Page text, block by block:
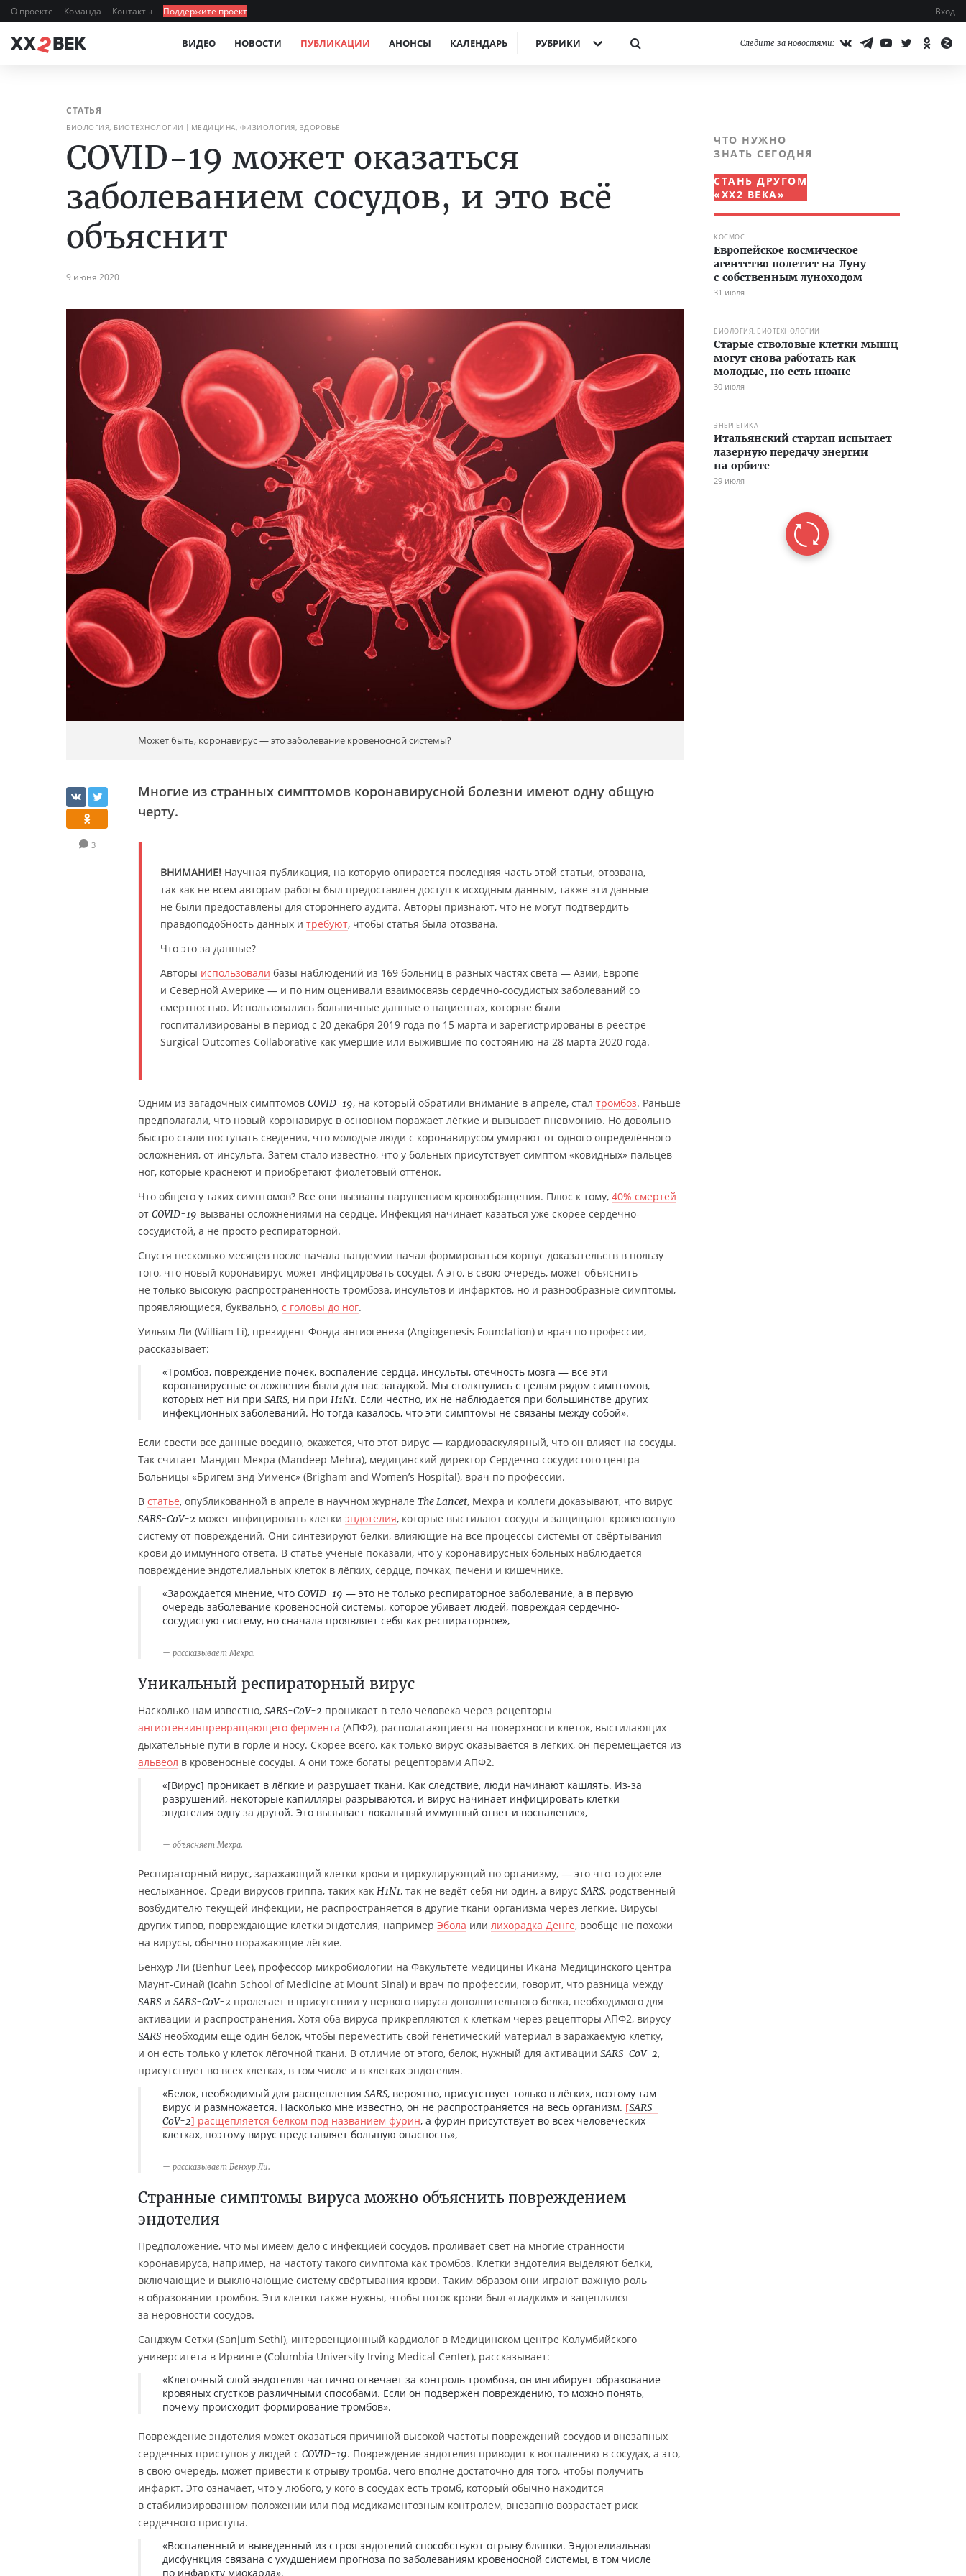
О проекте Команда Контакты Поддержите проект Вход
ВИДЕО НОВОСТИ ПУБЛИКАЦИИ АНОНСЫ КАЛЕНДАРЬ РУБРИКИ Следите за новостями:
СТАТЬЯ
БИОЛОГИЯ, БИОТЕХНОЛОГИИ МЕДИЦИНА, ФИЗИОЛОГИЯ, ЗДОРОВЬЕ
COVID-19 может оказаться
заболеванием сосудов, и это всё
объяснит
9 июня 2020
Может быть, коронавирус — это заболевание кровеносной системы?
3
Многие из странных симптомов коронавирусной болезни имеют одну общую
черту.
ВНИМАНИЕ! Научная публикация, на которую опирается последняя часть этой статьи, отозвана,
так как не всем авторам работы был предоставлен доступ к исходным данным, также эти данные
не были предоставлены для стороннего аудита. Авторы признают, что не могут подтвердить
правдоподобность данных и требуют, чтобы статья была отозвана.
Что это за данные?
Авторы использовали базы наблюдений из 169 больниц в разных частях света — Азии, Европе
и Северной Америке — и по ним оценивали взаимосвязь сердечно-сосудистых заболеваний со
смертностью. Использовались больничные данные о пациентах, которые были
госпитализированы в период с 20 декабря 2019 года по 15 марта и зарегистрированы в реестре
Surgical Outcomes Collaborative как умершие или выжившие по состоянию на 28 марта 2020 года.
Одним из загадочных симптомов COVID-19, на который обратили внимание в апреле, стал тромбоз. Раньше
предполагали, что новый коронавирус в основном поражает лёгкие и вызывает пневмонию. Но довольно
быстро стали поступать сведения, что молодые люди с коронавирусом умирают от одного определённого
осложнения, от инсульта. Затем стало известно, что у больных присутствует симптом «ковидных» пальцев
ног, которые краснеют и приобретают фиолетовый оттенок.
Что общего у таких симптомов? Все они вызваны нарушением кровообращения. Плюс к тому, 40% смертей
от COVID-19 вызваны осложнениями на сердце. Инфекция начинает казаться уже скорее сердечно-
сосудистой, а не просто респираторной.
Спустя несколько месяцев после начала пандемии начал формироваться корпус доказательств в пользу
того, что новый коронавирус может инфицировать сосуды. А это, в свою очередь, может объяснить
не только высокую распространённость тромбоза, инсультов и инфарктов, но и разнообразные симптомы,
проявляющиеся, буквально, с головы до ног.
Уильям Ли (William Li), президент Фонда ангиогенеза (Angiogenesis Foundation) и врач по профессии,
рассказывает:
«Тромбоз, повреждение почек, воспаление сердца, инсульты, отёчность мозга — все эти
коронавирусные осложнения были для нас загадкой. Мы столкнулись с целым рядом симптомов,
которых нет ни при SARS, ни при H1N1. Если честно, их не наблюдается при большинстве других
инфекционных заболеваний. Но тогда казалось, что эти симптомы не связаны между собой».
Если свести все данные воедино, окажется, что этот вирус — кардиоваскулярный, что он влияет на сосуды.
Так считает Мандип Мехра (Mandeep Mehra), медицинский директор Сердечно-сосудистого центра
Больницы «Бригем-энд-Уименс» (Brigham and Women’s Hospital), врач по профессии.
В статье, опубликованной в апреле в научном журнале The Lancet, Мехра и коллеги доказывают, что вирус
SARS-CoV-2 может инфицировать клетки эндотелия, которые выстилают сосуды и защищают кровеносную
систему от повреждений. Они синтезируют белки, влияющие на все процессы системы от свёртывания
крови до иммунного ответа. В статье учёные показали, что у коронавирусных больных наблюдается
повреждение эндотелиальных клеток в лёгких, сердце, почках, печени и кишечнике.
«Зарождается мнение, что COVID-19 — это не только респираторное заболевание, а в первую
очередь заболевание кровеносной системы, которое убивает людей, повреждая сердечно-
сосудистую систему, но сначала проявляет себя как респираторное»,
рассказывает Мехра.
Уникальный респираторный вирус
Насколько нам известно, SARS-CoV-2 проникает в тело человека через рецепторы
ангиотензинпревращающего фермента (АПФ2), располагающиеся на поверхности клеток, выстилающих
дыхательные пути в горле и носу. Скорее всего, как только вирус оказывается в лёгких, он перемещается из
альвеол в кровеносные сосуды. А они тоже богаты рецепторами АПФ2.
«[Вирус] проникает в лёгкие и разрушает ткани. Как следствие, люди начинают кашлять. Из-за
разрушений, некоторые капилляры разрываются, и вирус начинает инфицировать клетки
эндотелия одну за другой. Это вызывает локальный иммунный ответ и воспаление»,
объясняет Мехра.
Респираторный вирус, заражающий клетки крови и циркулирующий по организму, — это что-то доселе
неслыханное. Среди вирусов гриппа, таких как H1N1, так не ведёт себя ни один, а вирус SARS, родственный
возбудителю текущей инфекции, не распространяется в другие ткани организма через лёгкие. Вирусы
других типов, повреждающие клетки эндотелия, например Эбола или лихорадка Денге, вообще не похожи
на вирусы, обычно поражающие лёгкие.
Бенхур Ли (Benhur Lee), профессор микробиологии на Факультете медицины Икана Медицинского центра
Маунт-Синай (Icahn School of Medicine at Mount Sinai) и врач по профессии, говорит, что разница между
SARS и SARS-CoV-2 пролегает в присутствии у первого вируса дополнительного белка, необходимого для
активации и распространения. Хотя оба вируса прикрепляются к клеткам через рецепторы АПФ2, вирусу
SARS необходим ещё один белок, чтобы переместить свой генетический материал в заражаемую клетку,
и он есть только у клеток лёгочной ткани. В отличие от этого, белок, нужный для активации SARS-CoV-2,
присутствует во всех клетках, в том числе и в клетках эндотелия.
«Белок, необходимый для расщепления SARS, вероятно, присутствует только в лёгких, поэтому там
вирус и размножается. Насколько мне известно, он не распространяется на весь организм. [SARS-
CoV-2] расщепляется белком под названием фурин, а фурин присутствует во всех человеческих
клетках, поэтому вирус представляет большую опасность»,
рассказывает Бенхур Ли.
Странные симптомы вируса можно объяснить повреждением
эндотелия
Предположение, что мы имеем дело с инфекцией сосудов, проливает свет на многие странности
коронавируса, например, на частоту такого симптома как тромбоз. Клетки эндотелия выделяют белки,
включающие и выключающие систему свёртывания крови. Таким образом они играют важную роль
в образовании тромбов. Эти клетки также нужны, чтобы поток крови был «гладким» и зацеплялся
за неровности сосудов.
Санджум Сетхи (Sanjum Sethi), интервенционный кардиолог в Медицинском центре Колумбийского
университета в Ирвинге (Columbia University Irving Medical Center), рассказывает:
«Клеточный слой эндотелия частично отвечает за контроль тромбоза, он ингибирует образование
кровяных сгустков различными способами. Если он подвержен повреждению, то можно понять,
почему происходит формирование тромбов».
Повреждение эндотелия может оказаться причиной высокой частоты повреждений сосудов и внезапных
сердечных приступов у людей с COVID-19. Повреждение эндотелия приводит к воспалению в сосудах, а это,
в свою очередь, может привести к отрыву тромба, чего вполне достаточно для того, чтобы получить
инфаркт. Это означает, что у любого, у кого в сосудах есть тромб, который обычно находится
в стабилизированном положении или под медикаментозным контролем, внезапно возрастает риск
сердечного приступа.
«Воспаленный и выведенный из строя эндотелий способствуют отрыву бляшки. Эндотелиальная
дисфункция связана с ухудшением прогноза по заболеваниям кровеносной системы, в том числе
по инфаркту миокарда»,
ЧТО НУЖНО
ЗНАТЬ СЕГОДНЯ
СТАНЬ ДРУГОМ
«XX2 ВЕКА»
КОСМОС
Европейское космическое
агентство полетит на Луну
с собственным луноходом
31 июля
БИОЛОГИЯ, БИОТЕХНОЛОГИИ
Старые стволовые клетки мышц
могут снова работать как
молодые, но есть нюанс
30 июля
ЭНЕРГЕТИКА
Итальянский стартап испытает
лазерную передачу энергии
на орбите
29 июля